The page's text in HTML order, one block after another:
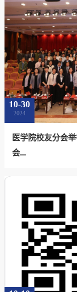
10-30
2024
医学院校友分会
会...